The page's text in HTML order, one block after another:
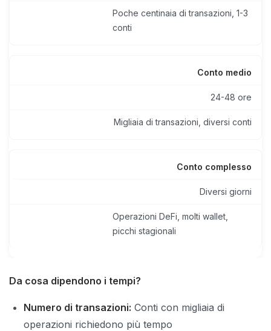
Poche centinaia di transazioni, 1-3
conti
Conto medio
24-48 ore
Migliaia di transazioni, diversi conti
Conto complesso
Diversi giorni
Operazioni DeFi, molti wallet,
picchi stagionali
Da cosa dipendono i tempi?
Numero di transazioni: Conti con migliaia di
operazioni richiedono più tempo